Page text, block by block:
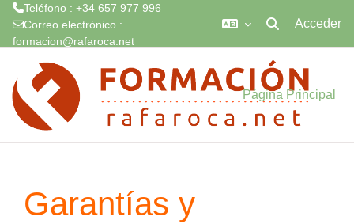
Teléfono : +34 657 977 996
Correo electrónico :
formacion@rafaroca.net
Selector de
Acceder
Página Principal
Garantías y